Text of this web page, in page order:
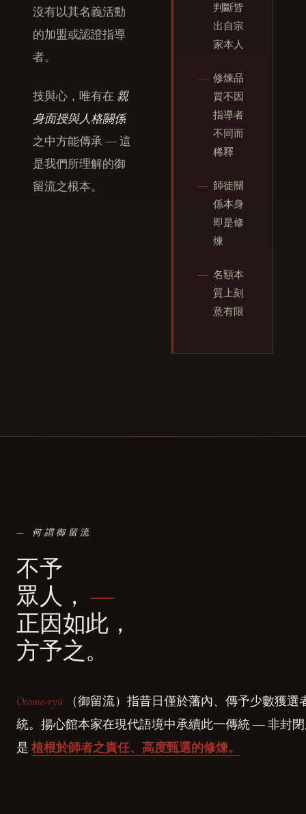
沒有以其名義活動
的加盟或認證指導
者。
技與心，唯有在 親
身面授與人格關係
之中方能傳承 ― 這
是我們所理解的御
留流之根本。
判斷皆
出自宗
家本人
― 修煉品
質不因
指導者
不同而
稀釋
― 師徒關
係本身
即是修
煉
― 名額本
質上刻
意有限
— 何謂御留流
不予
眾人，―
正因如此，
方予之。
Otome-ryū （御留流）指昔日僅於藩內、傳予少數獲選
統。揚心館本家在現代語境中承續此一傳統 ― 非封
是 植根於師者之責任、高度甄選的修煉。